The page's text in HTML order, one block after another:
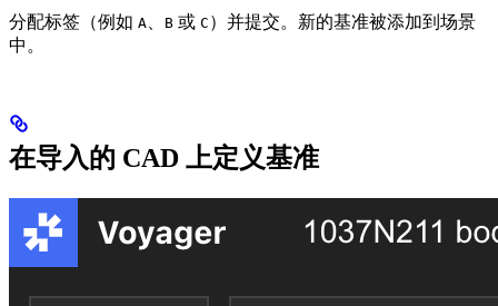
分配标签（例如 A B 或 C ）并提交。新的基准被添加到场景
中。
在导入的 CAD 上定义基准